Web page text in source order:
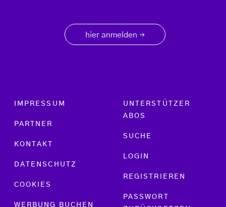
hier anmelden →
Footer menu
IMPRESSUM
PARTNER
KONTAKT
DATENSCHUTZ
COOKIES
WERBUNG BUCHEN
UNTERSTÜTZER
ABOS
SUCHE
LOGIN
REGISTRIEREN
PASSWORT